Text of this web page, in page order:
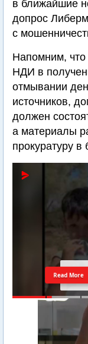
в ближайшие
допрос
с
Напомним, что
НДИ в
отмывании
источников,
должен
а материалы
прокуратуру
Read More